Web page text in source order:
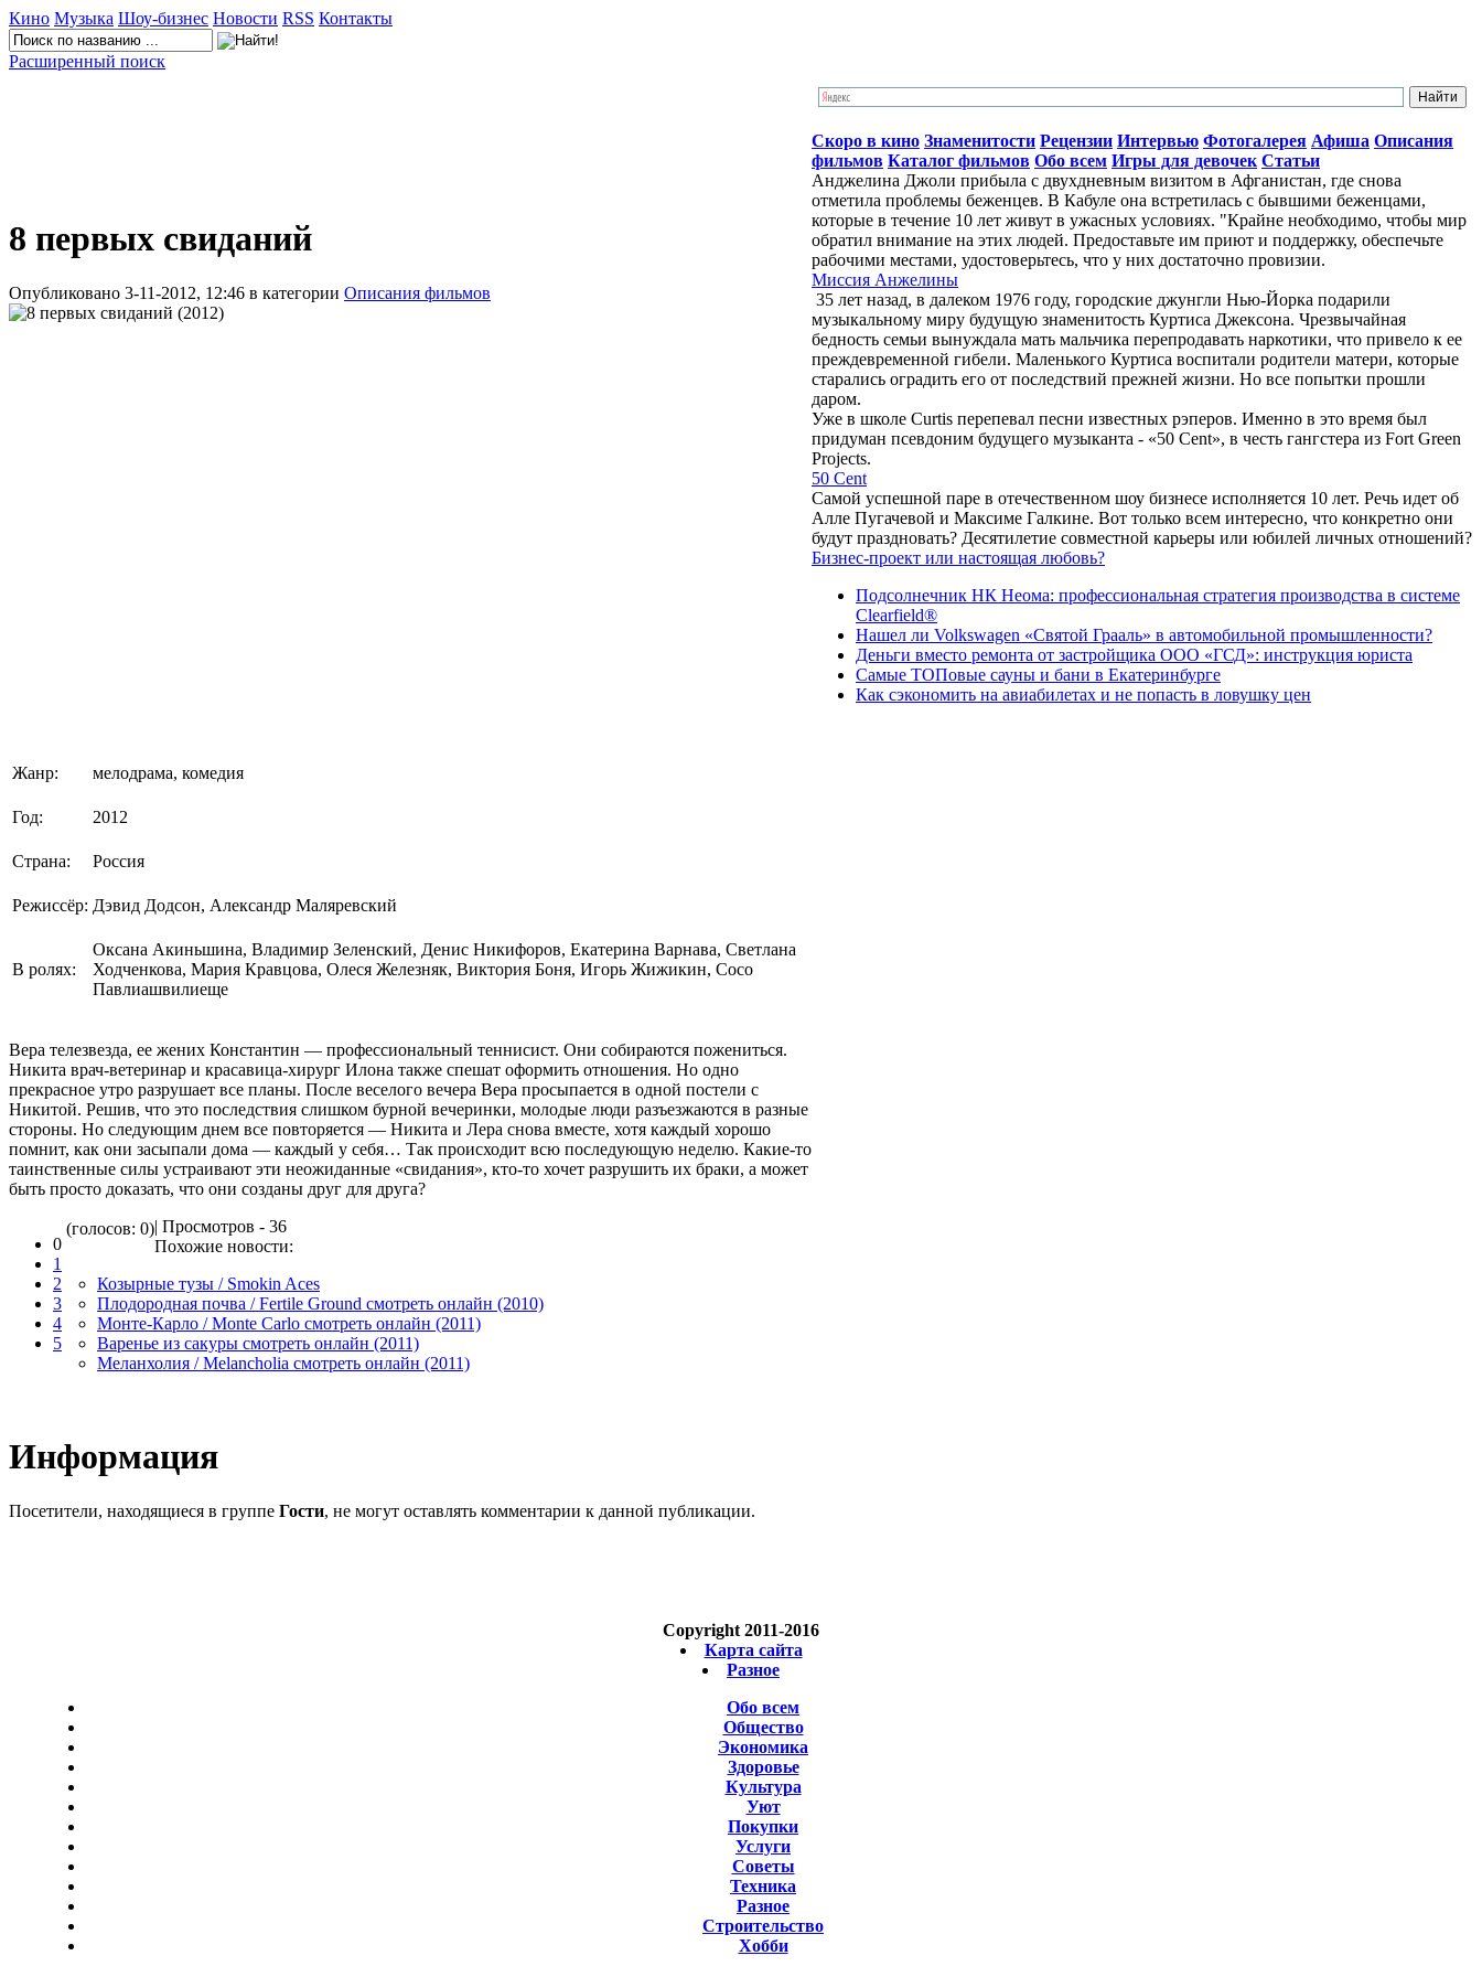
Кино Музыка Шоу-бизнес Новости RSS Контакты
Расширенный поиск
8 первых свиданий
Опубликовано 3-11-2012, 12:46 в категории Описания фильмов
Жанр: мелодрама, комедия
Год: 2012
Страна: Россия
Режиссёр: Дэвид Додсон, Александр Маляревский
В ролях:
Оксана Акиньшина, Владимир Зеленский, Денис Никифоров, Екатерина Варнава, Светлана
Ходченкова, Мария Кравцова, Олеся Железняк, Виктория Боня, Игорь Жижикин, Сосо
Павлиашвилиеще
Вера телезвезда, ее жених Константин — профессиональный теннисист. Они собираются пожениться.
Никита врач-ветеринар и красавица-хирург Илона также спешат оформить отношения. Но одно
прекрасное утро разрушает все планы. После веселого вечера Вера просыпается в одной постели с
Никитой. Решив, что это последствия слишком бурной вечеринки, молодые люди разъезжаются в разные
стороны. Но следующим днем все повторяется — Никита и Лера снова вместе, хотя каждый хорошо
помнит, как они засыпали дома — каждый у себя… Так происходит всю последующую неделю. Какие-то
таинственные силы устраивают эти неожиданные «свидания», кто-то хочет разрушить их браки, а может
быть просто доказать, что они созданы друг для друга?
0
1
2
3
4
5
(голосов: 0)| Просмотров - 36
Похожие новости:
Козырные тузы / Smokin Aces
Плодородная почва / Fertile Ground смотреть онлайн (2010)
Монте-Карло / Monte Carlo смотреть онлайн (2011)
Варенье из сакуры смотреть онлайн (2011)
Меланхолия / Melancholia смотреть онлайн (2011)
Информация
Посетители, находящиеся в группе Гости, не могут оставлять комментарии к данной публикации.
Скоро в кино Знаменитости Рецензии Интервью Фотогалерея Афиша Описания
фильмов Каталог фильмов Обо всем Игры для девочек Статьи
Анджелина Джоли прибыла с двухдневным визитом в Афганистан, где снова
отметила проблемы беженцев. В Кабуле она встретилась с бывшими беженцами,
которые в течение 10 лет живут в ужасных условиях. "Крайне необходимо, чтобы мир
обратил внимание на этих людей. Предоставьте им приют и поддержку, обеспечьте
рабочими местами, удостоверьтесь, что у них достаточно провизии.
Миссия Анжелины
35 лет назад, в далеком 1976 году, городские джунгли Нью-Йорка подарили
музыкальному миру будущую знаменитость Куртиса Джексона. Чрезвычайная
бедность семьи вынуждала мать мальчика перепродавать наркотики, что привело к ее
преждевременной гибели. Маленького Куртиса воспитали родители матери, которые
старались оградить его от последствий прежней жизни. Но все попытки прошли
даром.
Уже в школе Curtis перепевал песни известных рэперов. Именно в это время был
придуман псевдоним будущего музыканта - «50 Cent», в честь гангстера из Fort Green
Projects.
50 Cent
Самой успешной паре в отечественном шоу бизнесе исполняется 10 лет. Речь идет об
Алле Пугачевой и Максиме Галкине. Вот только всем интересно, что конкретно они
будут праздновать? Десятилетие совместной карьеры или юбилей личных отношений?
Бизнес-проект или настоящая любовь?
Подсолнечник НК Неома: профессиональная стратегия производства в системе
Clearfield®
Нашел ли Volkswagen «Святой Грааль» в автомобильной промышленности?
Деньги вместо ремонта от застройщика ООО «ГСД»: инструкция юриста
Самые ТОПовые сауны и бани в Екатеринбурге
Как сэкономить на авиабилетах и не попасть в ловушку цен
Copyright 2011-2016
Карта сайта
Разное
Обо всем
Общество
Экономика
Здоровье
Культура
Уют
Покупки
Услуги
Советы
Техника
Разное
Строительство
Хобби